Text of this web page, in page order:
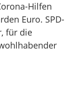
Hilfen
Euro. SPD-
für die